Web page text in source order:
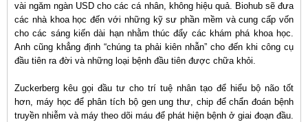
vài ngăm ngàn USD cho các cá nhân, không hiệu quả. Biohub sẽ đưa
các nhà khoa học đến với những kỹ sư phần mềm và cung cấp vốn
cho các sáng kiến dài hạn nhằm thúc đẩy các khám phá khoa học.
Anh cũng khẳng định “chúng ta phải kiên nhẫn” cho đến khi công cụ
đầu tiên ra đời và những loại bệnh đầu tiên được chữa khỏi.
Zuckerberg kêu gọi đầu tư cho trí tuệ nhân tạo để hiểu bộ não tốt
hơn, máy học để phân tích bộ gen ung thư, chip để chẩn đoán bệnh
truyền nhiễm và máy theo dõi máu để phát hiện bệnh ở giai đoạn đầu.